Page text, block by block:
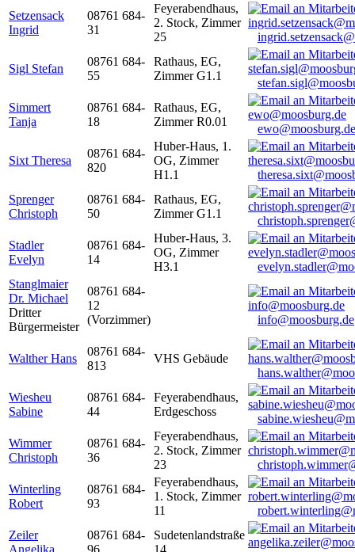
Setzensack
Ingrid
08761 684-
31
Feyerabendhaus,
2. Stock, Zimmer
25
Sigl Stefan
08761 684-
55
Rathaus, EG,
Zimmer G1.1
Simmert
Tanja
08761 684-
18
Rathaus, EG,
Zimmer R0.01
ewo@moosburg.de
Sixt Theresa
08761 684-
820
Huber-Haus, 1.
OG, Zimmer
H1.1
Sprenger
Christoph
08761 684-
50
Rathaus, EG,
Zimmer G1.1
Stadler
Evelyn
08761 684-
14
Huber-Haus, 3.
OG, Zimmer
H3.1
Stanglmaier
Dr. Michael
Dritter
Bürgermeister
08761 684-
12
(Vorzimmer)
info@moosburg.de
Walther Hans
08761 684-
813
VHS Gebäude
Wiesheu
Sabine
08761 684-
44
Feyerabendhaus,
Erdgeschoss
Wimmer
Christoph
08761 684-
36
Feyerabendhaus,
2. Stock, Zimmer
23
Winterling
Robert
08761 684-
93
Feyerabendhaus,
1. Stock, Zimmer
11
Zeiler
Angelika
08761 684-
96
Sudetenlandstraße
14